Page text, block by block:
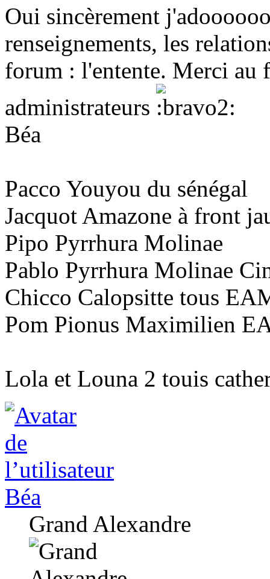
Oui sincèrement
renseignements, les
forum : l'entente. Merci au
administrateurs
Béa
Pacco Youyou du sénégal
Jacquot Amazone à front
Pipo Pyrrhura Molinae
Pablo Pyrrhura Molinae
Chicco Calopsitte tous
Pom Pionus Maximilien
Lola et Louna 2 touis
Béa
Grand Alexandre